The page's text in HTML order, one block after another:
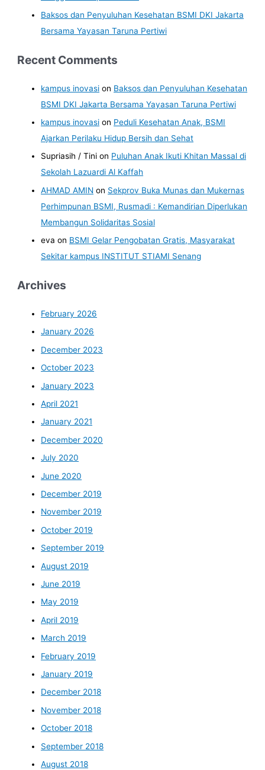
Baksos dan Penyuluhan Kesehatan BSMI DKI Jakarta
Bersama Yayasan Taruna Pertiwi
Recent Comments
kampus inovasi on Baksos dan Penyuluhan Kesehatan
BSMI DKI Jakarta Bersama Yayasan Taruna Pertiwi
kampus inovasi on Peduli Kesehatan Anak, BSMI
Ajarkan Perilaku Hidup Bersih dan Sehat
Supriasih / Tini on Puluhan Anak Ikuti Khitan Massal di
Sekolah Lazuardi Al Kaffah
AHMAD AMIN on Sekprov Buka Munas dan Mukernas
Perhimpunan BSMI, Rusmadi : Kemandirian Diperlukan
Membangun Solidaritas Sosial
eva on BSMI Gelar Pengobatan Gratis, Masyarakat
Sekitar kampus INSTITUT STIAMI Senang
Archives
February 2026
January 2026
December 2023
October 2023
January 2023
April 2021
January 2021
December 2020
July 2020
June 2020
December 2019
November 2019
October 2019
September 2019
August 2019
June 2019
May 2019
April 2019
March 2019
February 2019
January 2019
December 2018
November 2018
October 2018
September 2018
August 2018